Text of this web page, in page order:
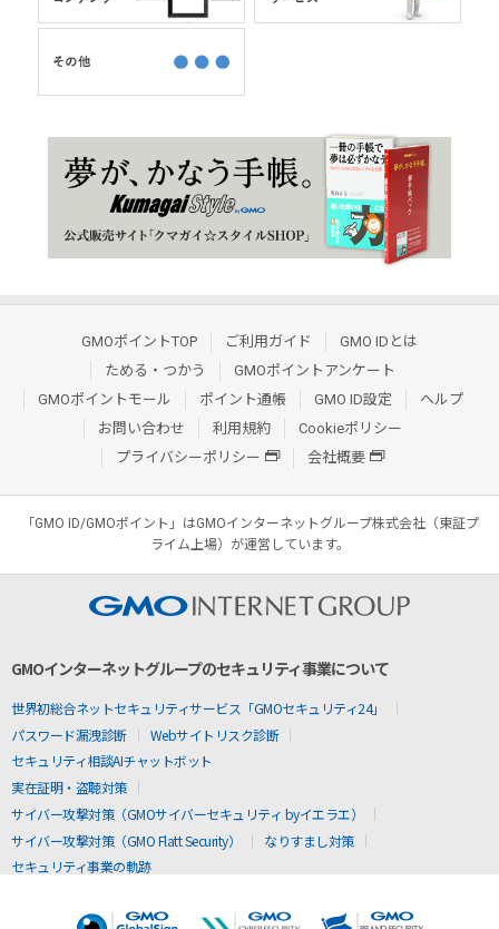
GMOポイントTOP ご利用ガイド
GMO IDとは
ためる・つかう
GMOポイントアンケート
GMOポイントモール
ポイント通帳 GMO ID設定
ヘルプ
お問い合わせ
利用規約
Cookieポリシー
プライバシーポリシー
会社概要
「GMO ID/GMOポイント」はGMOインターネットグループ株式会社（東証プ
ライム上場）が運営しています。
GMOインターネットグループのセキュリティ事業について
世界初総合ネットセキュリティサービス「GMOセキュリティ24」
パスワード漏洩診断
Webサイトリスク診断
セキュリティ相談AIチャットボット
実在証明・盗聴対策
サイバー攻撃対策（GMOサイバーセキュリティ byイエラエ）
サイバー攻撃対策（GMO Flatt Security）
なりすまし対策
セキュリティ事業の軌跡